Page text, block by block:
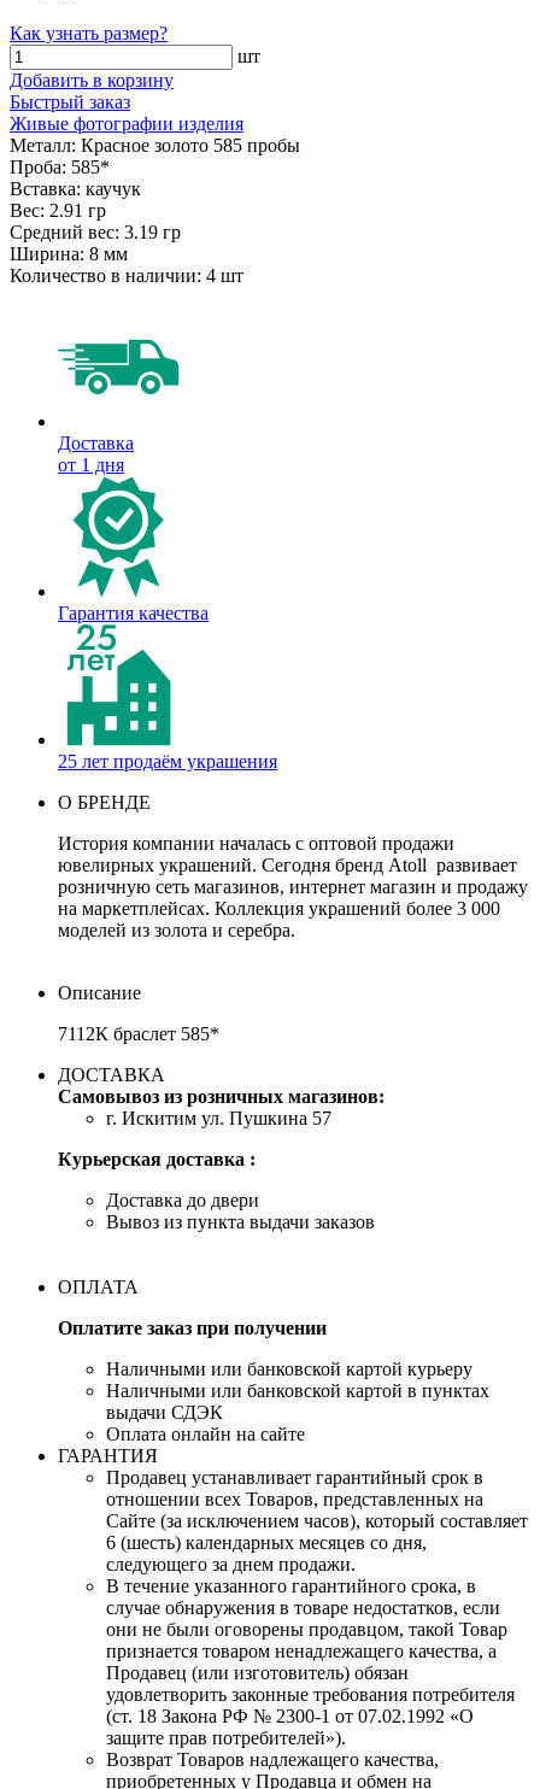
Как узнать размер?
шт
Добавить в корзину
Быстрый заказ
Живые фотографии изделия
Металл: Красное золото 585 пробы
Проба: 585*
Вставка: каучук
Вес: 2.91 гр
Средний вес: 3.19 гр
Ширина: 8 мм
Количество в наличии: 4 шт
Доставка
от 1 дня
Гарантия качества
25 лет продаём украшения
О БРЕНДЕ
История компании началась с оптовой продажи
ювелирных украшений. Сегодня бренд Atoll развивает
розничную сеть магазинов, интернет магазин и продажу
на маркетплейсах. Коллекция украшений более 3 000
моделей из золота и серебра.
Описание
7112К браслет 585*
ДОСТАВКА
Самовывоз из розничных магазинов:
г. Искитим ул. Пушкина 57
Курьерская доставка :
Доставка до двери
Вывоз из пункта выдачи заказов
ОПЛАТА
Оплатите заказ при получении
Наличными или банковской картой курьеру
Наличными или банковской картой в пунктах
выдачи СДЭК
Оплата онлайн на сайте
ГАРАНТИЯ
Продавец устанавливает гарантийный срок в
отношении всех Товаров, представленных на
Сайте (за исключением часов), который составляет
6 (шесть) календарных месяцев со дня,
следующего за днем продажи.
В течение указанного гарантийного срока, в
случае обнаружения в товаре недостатков, если
они не были оговорены продавцом, такой Товар
признается товаром ненадлежащего качества, а
Продавец (или изготовитель) обязан
удовлетворить законные требования потребителя
(ст. 18 Закона РФ № 2300-1 от 07.02.1992 «О
защите прав потребителей»).
Возврат Товаров надлежащего качества,
приобретенных у Продавца и обмен на